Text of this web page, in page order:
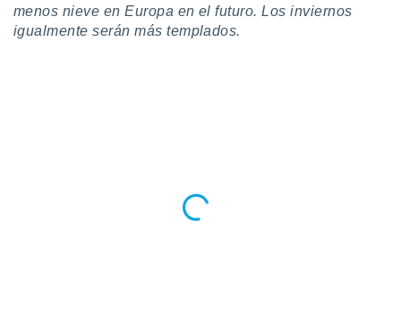
menos nieve en Europa en el futuro. Los inviernos
igualmente serán más templados.